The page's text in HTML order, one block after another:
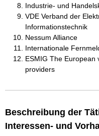
Industrie- und
VDE Verband der
Informationstechnik
Nessum Alliance
Internationale
ESMIG The European
providers
Beschreibung der
Interessen- und